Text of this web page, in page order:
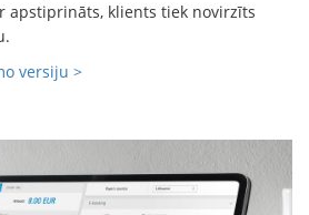
apstiprināts, klients tiek novirzīts
versiju >